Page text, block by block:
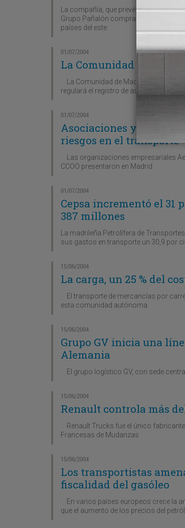
La compañía, que prevé facturar 100
Grupo Pañalón comprará en 2005
países del este.
01/07/2004
La Comunidad
La Comunidad de Madrid ha iniciado
regulará el registro de asociaciones
01/07/2004
Asociaciones y
riesgos en el transporte
Las organizaciones empresariales
CCOO presentaron en Madrid
01/07/2004
Cepsa incrementó el 31
387 millones
La madrileña Petrolífera de
sus gastos en transporte un 30,9 por
15/06/2004
La carga, un 25 % del
El transporte de mercancías por
esta comunidad autónoma
15/06/2004
Grupo GV inicia una
Alemania
El grupo logístico GV, con sede
15/06/2004
Renault controla más
Renault Trucks fue el único
Francesas de Mudanzas
15/06/2004
Los transportistas
fiscalidad del gasóleo
En varios países europeos crece la
que el aumento de los precios del